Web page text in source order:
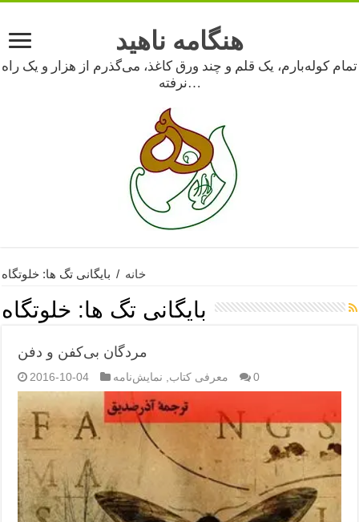
هنگامه ناهید
تمام کوله‌بارم، یک قلم و چند ورق کاغذ، می‌گذرم از هزار و یک راه
نرفته…
خانه / بایگانی تگ ها: خلوتگاه
بایگانی تگ ها: خلوتگاه
مردگان بی‌کفن و دفن
2016-10-04 معرفی کتاب نمایش‌نامه 0